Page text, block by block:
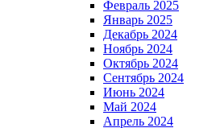
Февраль 2025
Январь 2025
Декабрь 2024
Ноябрь 2024
Октябрь 2024
Сентябрь 2024
Июнь 2024
Май 2024
Апрель 2024